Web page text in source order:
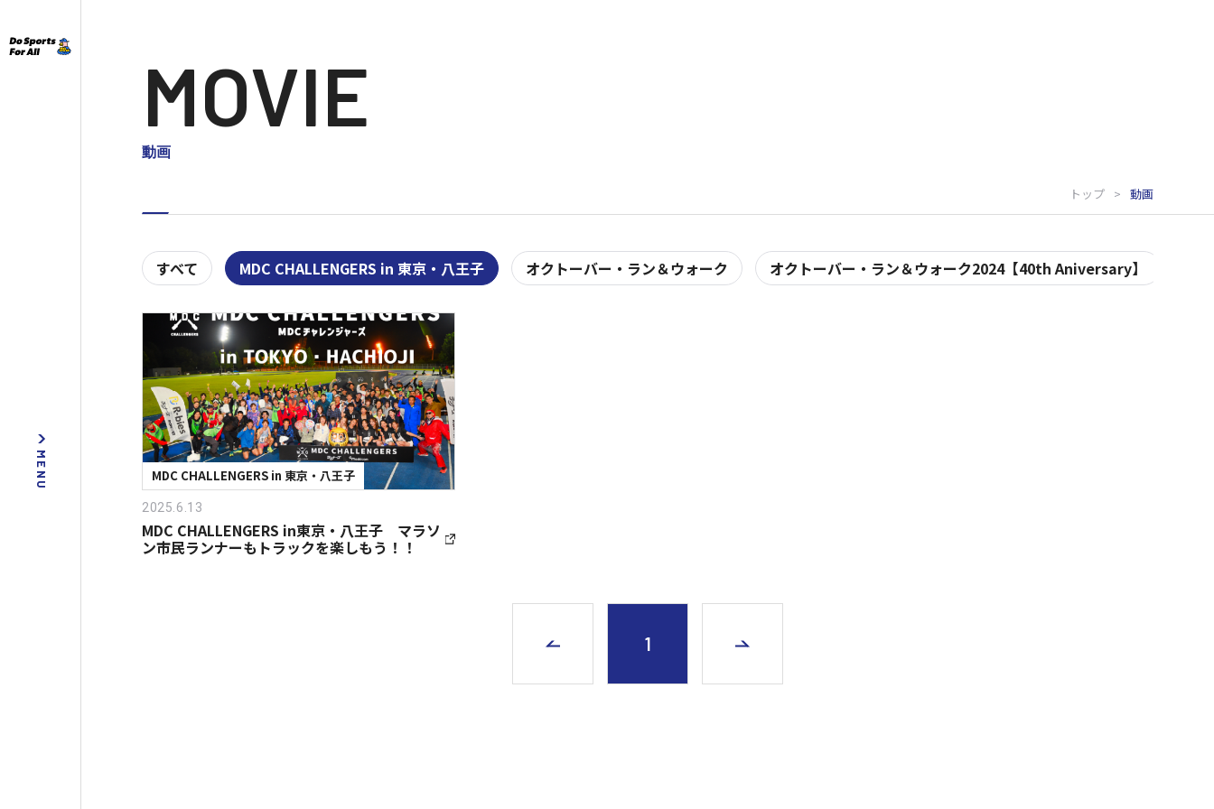
MOVIE
動画
トップ 動画
すべて MDC CHALLENGERS in 東京・八王子 オクトーバー・ラン＆ウォーク オクトーバー・ラン＆ウォーク2024【40th Aniversary】
MDC CHALLENGERS in 東京・八王子
2025.6.13
MDC CHALLENGERS in東京・八王子 マラソ
ン市民ランナーもトラックを楽しもう！！
1